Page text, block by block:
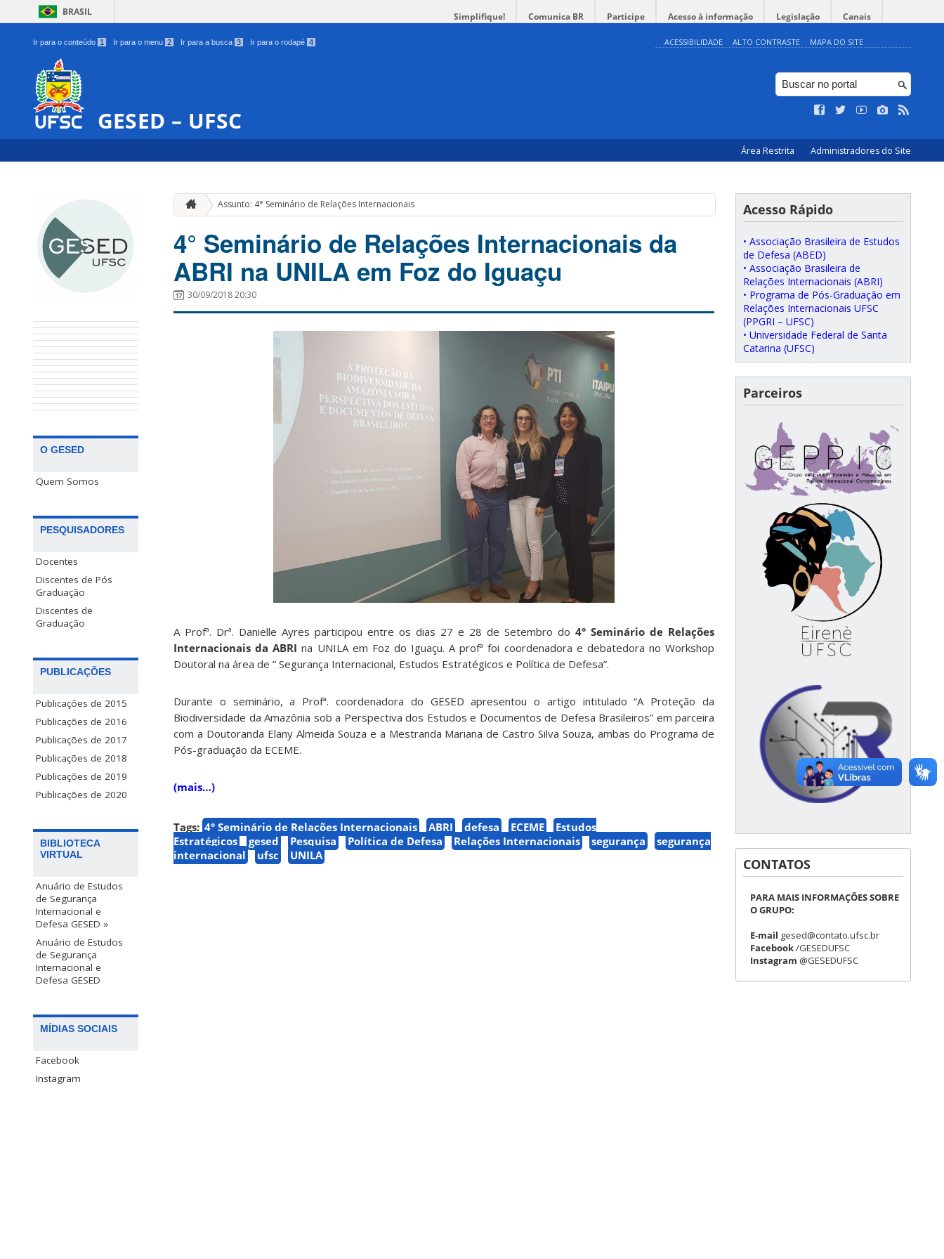
BRASIL Simplifique! Comunica BR Participe Acesso à informação Legislação Canais
Ir para o conteúdo 1 Ir para o menu 2 Ir para a busca 3 Ir para o rodapé 4 ACESSIBILIDADE ALTO CONTRASTE MAPA DO SITE
GESED – UFSC
Área Restrita Administradores do Site
O GESED
Quem Somos
PESQUISADORES
Docentes
Discentes de Pós
Graduação
Discentes de
Graduação
PUBLICAÇÕES
Publicações de 2015
Publicações de 2016
Publicações de 2017
Publicações de 2018
Publicações de 2019
Publicações de 2020
BIBLIOTECA
VIRTUAL
Anuário de Estudos
de Segurança
Internacional e
Defesa GESED »
Anuário de Estudos
de Segurança
Internacional e
Defesa GESED
MÍDIAS SOCIAIS
Facebook
Instagram
Assunto: 4° Seminário de Relações Internacionais
4° Seminário de Relações Internacionais da
ABRI na UNILA em Foz do Iguaçu
30/09/2018 20:30
A Profª. Drª. Danielle Ayres participou entre os dias 27 e 28 de Setembro do 4° Seminário de Relações
Internacionais da ABRI na UNILA em Foz do Iguaçu. A profª foi coordenadora e debatedora no Workshop
Doutoral na área de ” Segurança Internacional, Estudos Estratégicos e Política de Defesa”.
Durante o seminário, a Profª. coordenadora do GESED apresentou o artigo intitulado “A Proteção da
Biodiversidade da Amazônia sob a Perspectiva dos Estudos e Documentos de Defesa Brasileiros” em parceira
com a Doutoranda Elany Almeida Souza e a Mestranda Mariana de Castro Silva Souza, ambas do Programa de
Pós-graduação da ECEME.
(mais…)
Tags: 4° Seminário de Relações Internacionais ABRI defesa ECEME
Estudos
Estratégicos
gesed Pesquisa Política de Defesa Relações Internacionais segurança
segurança
internacional
ufsc UNILA
Acesso Rápido
• Associação Brasileira de Estudos
de Defesa (ABED)
• Associação Brasileira de
Relações Internacionais (ABRI)
• Programa de Pós-Graduação em
Relações Internacionais UFSC
(PPGRI – UFSC)
• Universidade Federal de Santa
Catarina (UFSC)
Parceiros
CONTATOS
PARA MAIS INFORMAÇÕES SOBRE
O GRUPO:
E-mail gesed@contato.ufsc.br
Facebook/GESEDUFSC
Instagram @GESEDUFSC